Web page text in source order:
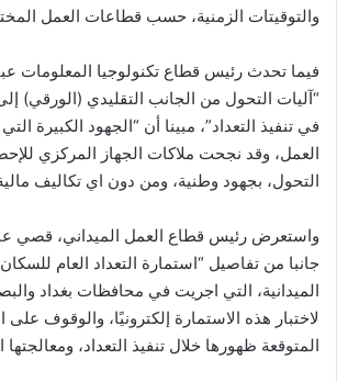
والتوقيتات الزمنية، حسب قطاعات العمل
فيما تحدث رئيس قطاع تكنولوجيا المعلومات
“آليات التحول من الجانب التقليدي (الورقي)
في تنفيذ التعداد”، مبينا أن “الجهود الكبيرة
العمل، وقد نجحت ملاكات الجهاز المركزي
التحول، بجهود وطنية، ومن دون اي تكاليف
واستعرض رئيس قطاع العمل الميداني، قصي
جانبا من تفاصيل “استمارة التعداد العام
الميدانية، التي اجريت في محافظات بغداد
لاختبار هذه الاستمارة إلكترونيًا، والوقوف على
المتوقعة ظهورها خلال تنفيذ التعداد، ومعالجتها